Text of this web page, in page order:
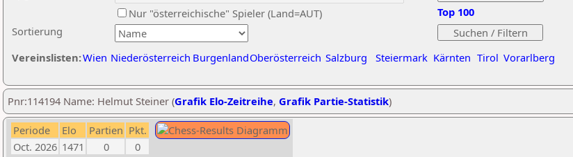
Sortierung
Nur "österreichische" Spieler (Land=AUT)
Vereinslisten:Wien Niederösterreich BurgenlandOberösterreich Salzburg Steiermark Kärnten Tirol Vorarlberg
Top 100
Pnr:114194 Name: Helmut Steiner (Grafik Elo-Zeitreihe, Grafik Partie-Statistik)
Periode Elo Partien Pkt.
Oct. 2026 1471 0
0